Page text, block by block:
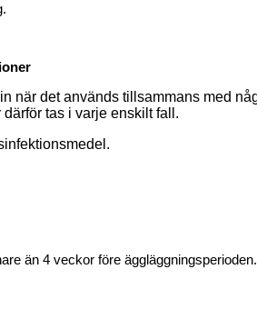
när det används tillsammans med
tas i varje enskilt fall.
än 4 veckor före äggläggningsperioden.